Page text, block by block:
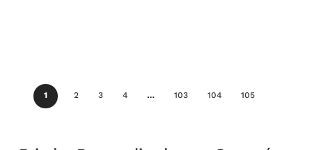
1 2 3 4 … 103 104 105